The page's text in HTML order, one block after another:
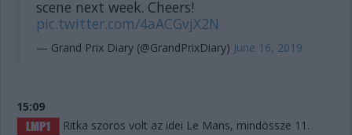
scene next week. Cheers!
pic.twitter.com/4aACGvjX2N
— Grand Prix Diary (@GrandPrixDiary) June 16, 2019
15:09
Ritka szoros volt az idei Le Mans, mindössze 11.